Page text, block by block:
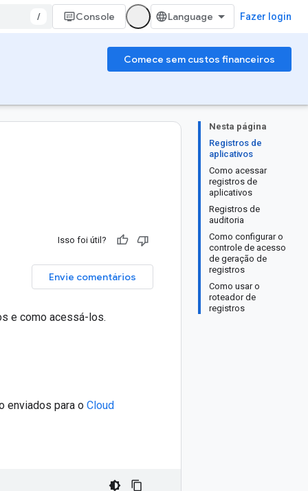
/ Console Fazer login
Comece sem custos financeiros
Nesta página
Registros de
aplicativos
Como acessar
registros de
aplicativos
Registros de
auditoria
Como configurar o
controle de acesso
de geração de
registros
Como usar o
roteador de
registros
Isso foi útil?
Envie comentários
e como acessá-los.
enviados para o Cloud